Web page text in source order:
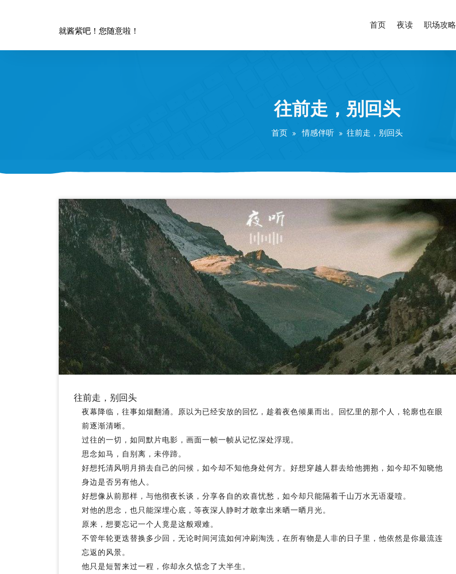
就酱紫吧！您随意啦！
首页 夜读 职场攻略
往前走，别回头
首页 情感伴听 往前走，别回头
往前走，别回头
夜幕降临，往事如烟翻涌。原以为已经安放的回忆，趁着夜色倾巢而出。回忆里的那个人，轮廓也在眼
前逐渐清晰。
过往的一切，如同默片电影，画面一帧一帧从记忆深处浮现。
思念如马，自别离，未停蹄。
好想托清风明月捎去自己的问候，如今却不知他身处何方。好想穿越人群去给他拥抱，如今却不知晓他
身边是否另有他人。
好想像从前那样，与他彻夜长谈，分享各自的欢喜忧愁，如今却只能隔着千山万水无语凝噎。
对他的思念，也只能深埋心底，等夜深人静时才敢拿出来晒一晒月光。
原来，想要忘记一个人竟是这般艰难。
不管年轮更迭替换多少回，无论时间河流如何冲刷淘洗，在所有物是人非的日子里，他依然是你最流连
忘返的风景。
他只是短暂来过一程，你却永久惦念了大半生。